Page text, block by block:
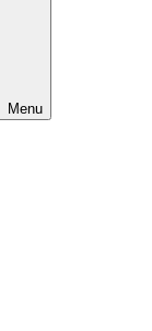
Menu